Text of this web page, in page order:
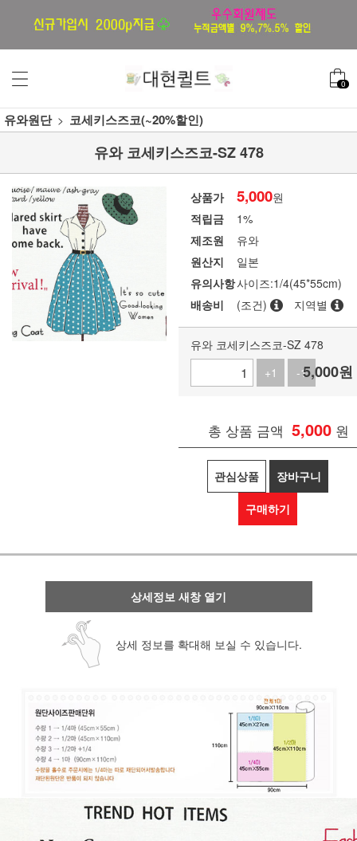
0
유와원단 코세키스즈코(~20%할인)
유와 코세키스즈코-SZ 478
상품가 5,000원
적립금
1%
제조원
유와
원산지
일본
유의사항사이즈:1/4(45*55cm)
배송비
(조건) 지역별
유와 코세키스즈코-SZ 478
+1
-15,000원
총 상품 금액 5,000 원
관심상품 장바구니
구매하기
상세정보 새창 열기
상세 정보를 확대해 보실 수 있습니다.